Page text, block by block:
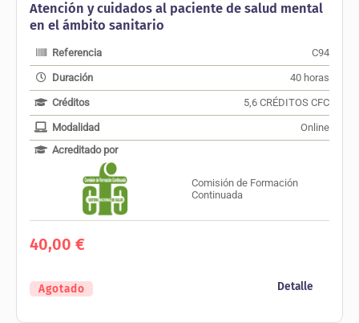
Atención y cuidados al paciente de salud mental
en el ámbito sanitario
Referencia C94
Duración 40 horas
Créditos 5,6 CRÉDITOS CFC
Modalidad
Online
Acreditado por
Comisión de Formación
Continuada
40,00€
Agotado Detalle